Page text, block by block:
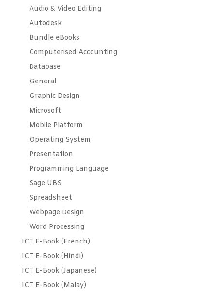
Audio & Video Editing
Autodesk
Bundle eBooks
Computerised Accounting
Database
General
Graphic Design
Microsoft
Mobile Platform
Operating System
Presentation
Programming Language
Sage UBS
Spreadsheet
Webpage Design
Word Processing
ICT E-Book (French)
ICT E-Book (Hindi)
ICT E-Book (Japanese)
ICT E-Book (Malay)